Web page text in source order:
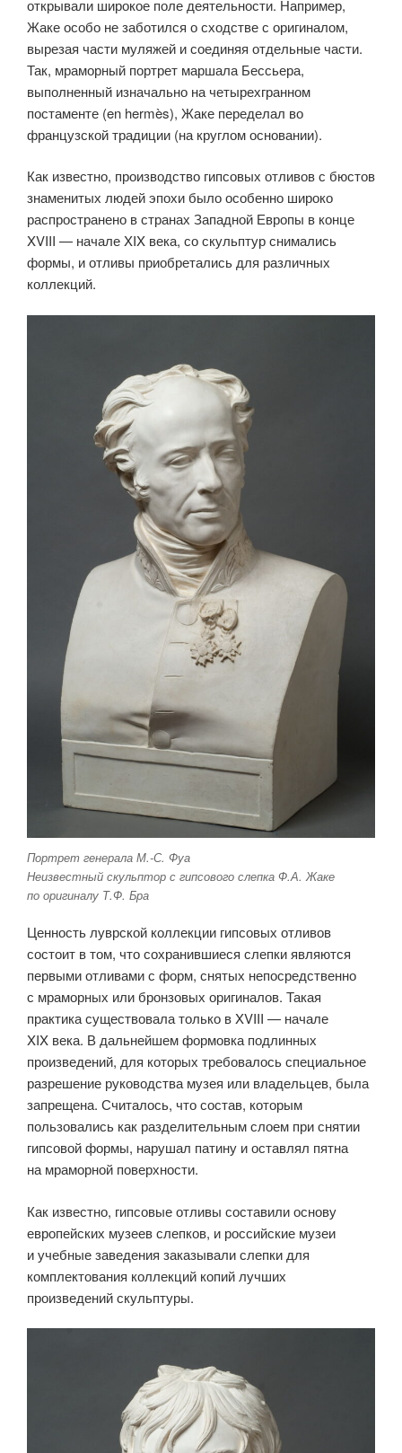
открывали широкое поле деятельности. Например,
Жаке особо не заботился о сходстве с оригиналом,
вырезая части муляжей и соединяя отдельные части.
Так, мраморный портрет маршала Бессьера,
выполненный изначально на четырехгранном
постаменте (en hermès), Жаке переделал во
французской традиции (на круглом основании).
Как известно, производство гипсовых отливов с бюстов
знаменитых людей эпохи было особенно широко
распространено в странах Западной Европы в конце
XVIII — начале XIX века, со скульптур снимались
формы, и отливы приобретались для различных
коллекций.
Портрет генерала М.-С. Фуа
Неизвестный скульптор с гипсового слепка Ф.А. Жаке
по оригиналу Т.Ф. Бра
Ценность луврской коллекции гипсовых отливов
состоит в том, что сохранившиеся слепки являются
первыми отливами с форм, снятых непосредственно
с мраморных или бронзовых оригиналов. Такая
практика существовала только в XVIII — начале
XIX века. В дальнейшем формовка подлинных
произведений, для которых требовалось специальное
разрешение руководства музея или владельцев, была
запрещена. Считалось, что состав, которым
пользовались как разделительным слоем при снятии
гипсовой формы, нарушал патину и оставлял пятна
на мраморной поверхности.
Как известно, гипсовые отливы составили основу
европейских музеев слепков, и российские музеи
и учебные заведения заказывали слепки для
комплектования коллекций копий лучших
произведений скульптуры.